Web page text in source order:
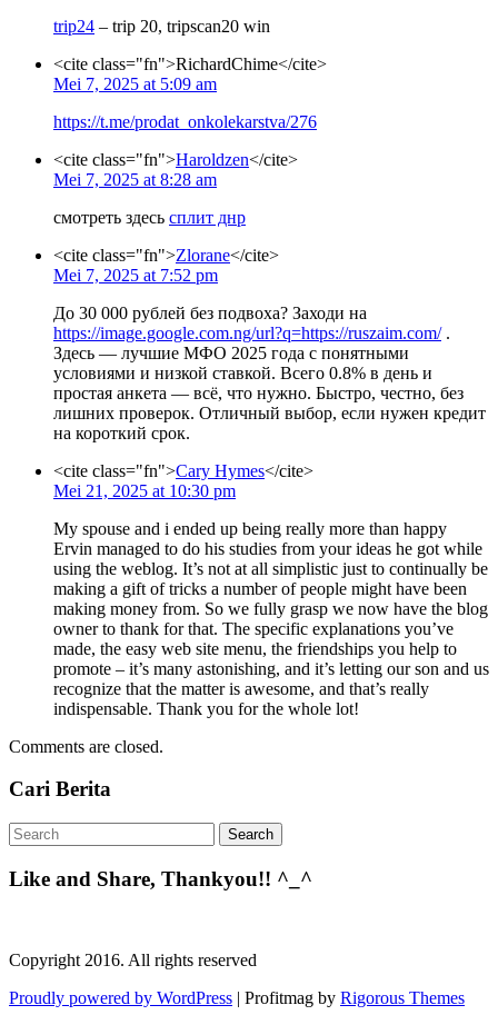
trip24 – trip 20, tripscan20 win
<cite class="fn">RichardChime</cite>
Mei 7, 2025 at 5:09 am
https://t.me/prodat_onkolekarstva/276
<cite class="fn">Haroldzen</cite>
Mei 7, 2025 at 8:28 am
смотреть здесь сплит днр
<cite class="fn">Zlorane</cite>
Mei 7, 2025 at 7:52 pm
До 30 000 рублей без подвоха? Заходи на
https://image.google.com.ng/url?q=https://ruszaim.com/.
Здесь — лучшие МФО 2025 года с понятными
условиями и низкой ставкой. Всего 0.8% в день и
простая анкета — всё, что нужно. Быстро, честно, без
лишних проверок. Отличный выбор, если нужен кредит
на короткий срок.
<cite class="fn">Cary Hymes</cite>
Mei 21, 2025 at 10:30 pm
My spouse and i ended up being really more than happy
Ervin managed to do his studies from your ideas he got while
using the weblog. It’s not at all simplistic just to continually be
making a gift of tricks a number of people might have been
making money from. So we fully grasp we now have the blog
owner to thank for that. The specific explanations you’ve
made, the easy web site menu, the friendships you help to
promote – it’s many astonishing, and it’s letting our son and us
recognize that the matter is awesome, and that’s really
indispensable. Thank you for the whole lot!
Comments are closed.
Cari Berita
Like and Share, Thankyou!! ^_^
Copyright 2016. All rights reserved
Proudly powered by WordPress | Profitmag by Rigorous Themes